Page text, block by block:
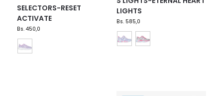
SELECTORS-RESET
ACTIVATE
Bs.450,0
LIGHTS
Bs.585,0